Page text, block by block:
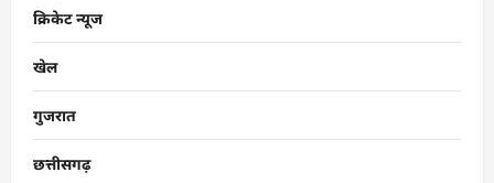
क्रिकेट न्यूज
खेल
गुजरात
छत्तीसगढ़